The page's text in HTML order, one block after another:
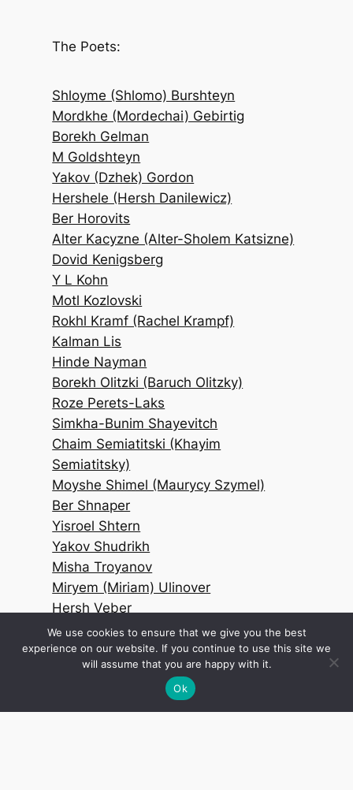
c
The Poets:
Shloyme (Shlomo) Burshteyn
Mordkhe (Mordechai) Gebirtig
Borekh Gelman
M Goldshteyn
Yakov (Dzhek) Gordon
Hershele (Hersh Danilewicz)
Ber Horovits
Alter Kacyzne (Alter-Sholem Katsizne)
Dovid Kenigsberg
Y L Kohn
Motl Kozlovski
Rokhl Kramf (Rachel Krampf)
Kalman Lis
Hinde Nayman
Borekh Olitzki (Baruch Olitzky)
Roze Perets-Laks
Simkha-Bunim Shayevitch
Chaim Semiatitski (Khayim
Semiatitsky)
Moyshe Shimel (Maurycy Szymel)
Ber Shnaper
Yisroel Shtern
Yakov Shudrikh
Misha Troyanov
Miryem (Miriam) Ulinover
Hersh Veber
Debora Vogel (Dvoyre Fogel)
Shmuel Vulman
Shmuel Zaromb
We use cookies to ensure that we give you the best
experience on our website. If you continue to use this site we
will assume that you are happy with it.
Ok